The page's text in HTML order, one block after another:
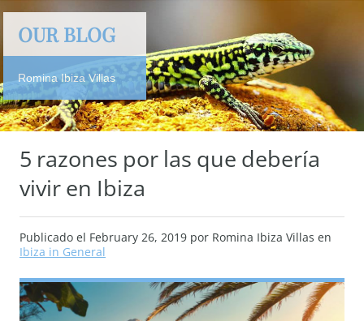
OUR BLOG
Romina Ibiza Villas
5 razones por las que debería
vivir en Ibiza
Publicado el February 26, 2019 por Romina Ibiza Villas en
Ibiza in General